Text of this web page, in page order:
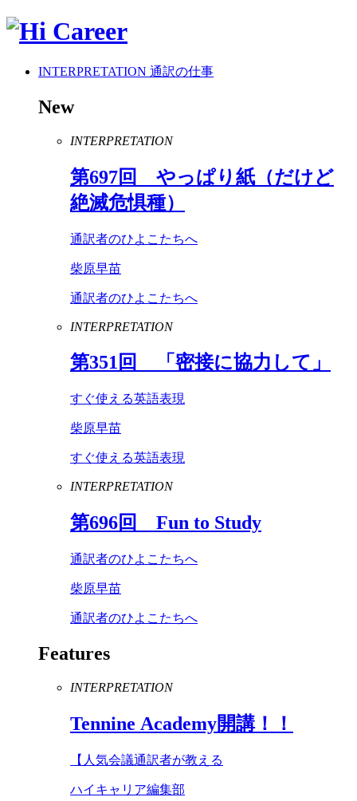
INTERPRETATION 通訳の仕事
New
INTERPRETATION
第697回 やっぱり紙（だけど
絶滅危惧種）
通訳者のひよこたちへ
柴原早苗
通訳者のひよこたちへ
INTERPRETATION
第351回 「密接に協力して」
すぐ使える英語表現
柴原早苗
すぐ使える英語表現
INTERPRETATION
第696回 Fun to Study
通訳者のひよこたちへ
柴原早苗
通訳者のひよこたちへ
Features
INTERPRETATION
Tennine Academy開講！！
【人気会議通訳者が教える
ハイキャリア編集部